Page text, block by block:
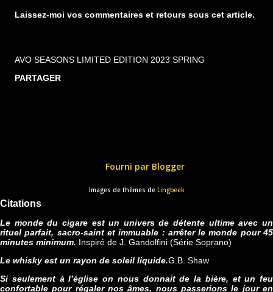
Laissez-moi vos commentaires et retours sous cet article.
AVO SEASONS LIMITED EDITION 2023 SPRING
PARTAGER
Fourni par Blogger
Images de thèmes de Lingbeek
Citations
Le monde du cigare est un univers de détente ultime avec un
rituel parfait, sacro-saint et immuable : arrêter le monde pour 45
minutes minimum. Inspiré de J. Gandolfini (Série Soprano)
Le whisky est un rayon de soleil liquide.G.B. Shaw
Si seulement à l’église on nous donnait de la bière, et un feu
confortable pour régaler nos âmes, nous passerions le jour en